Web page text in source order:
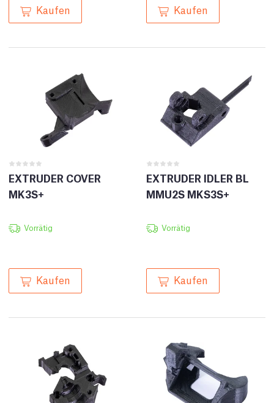
Kaufen Kaufen
EXTRUDER COVER
MK3S+
Vorrätig
Kaufen
EXTRUDER IDLER BL
MMU2S MKS3S+
Vorrätig
Kaufen